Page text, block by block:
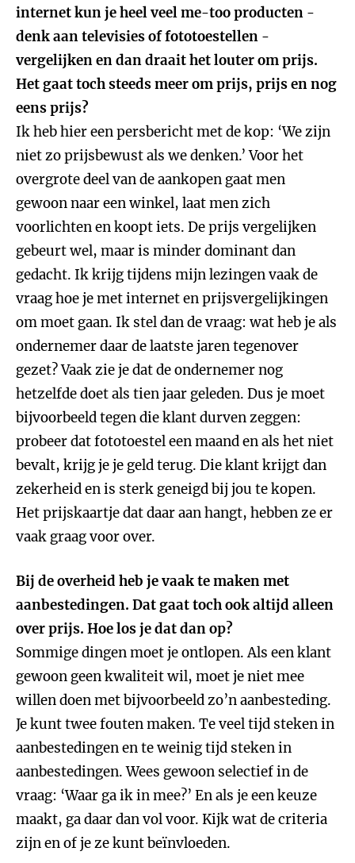
internet kun je heel veel me-too producten -
denk aan televisies of fototoestellen -
vergelijken en dan draait het louter om prijs.
Het gaat toch steeds meer om prijs, prijs en nog
eens prijs?
Ik heb hier een persbericht met de kop: ‘We zijn
niet zo prijsbewust als we denken.’ Voor het
overgrote deel van de aankopen gaat men
gewoon naar een winkel, laat men zich
voorlichten en koopt iets. De prijs vergelijken
gebeurt wel, maar is minder dominant dan
gedacht. Ik krijg tijdens mijn lezingen vaak de
vraag hoe je met internet en prijsvergelijkingen
om moet gaan. Ik stel dan de vraag: wat heb je als
ondernemer daar de laatste jaren tegenover
gezet? Vaak zie je dat de ondernemer nog
hetzelfde doet als tien jaar geleden. Dus je moet
bijvoorbeeld tegen die klant durven zeggen:
probeer dat fototoestel een maand en als het niet
bevalt, krijg je je geld terug. Die klant krijgt dan
zekerheid en is sterk geneigd bij jou te kopen.
Het prijskaartje dat daar aan hangt, hebben ze er
vaak graag voor over.
Bij de overheid heb je vaak te maken met
aanbestedingen. Dat gaat toch ook altijd alleen
over prijs. Hoe los je dat dan op?
Sommige dingen moet je ontlopen. Als een klant
gewoon geen kwaliteit wil, moet je niet mee
willen doen met bijvoorbeeld zo’n aanbesteding.
Je kunt twee fouten maken. Te veel tijd steken in
aanbestedingen en te weinig tijd steken in
aanbestedingen. Wees gewoon selectief in de
vraag: ‘Waar ga ik in mee?’ En als je een keuze
maakt, ga daar dan vol voor. Kijk wat de criteria
zijn en of je ze kunt beïnvloeden.